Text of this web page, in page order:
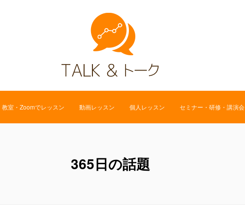
教室・Zoomでレッスン 動画レッスン 個人レッスン セミナー・研修・講演会
365日の話題